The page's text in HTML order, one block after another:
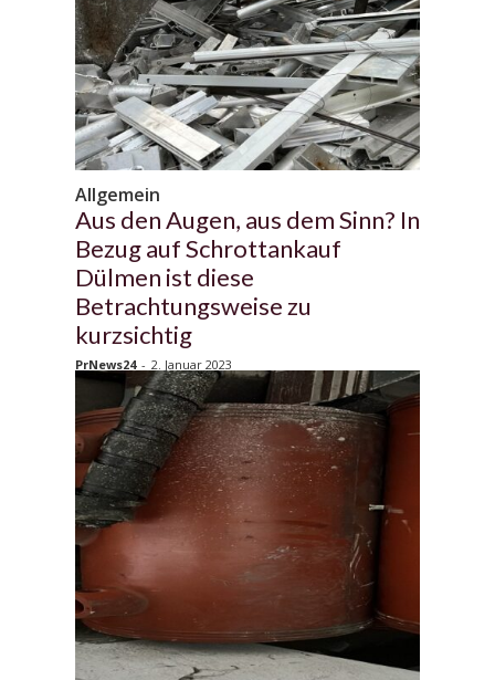
Allgemein
Aus den Augen, aus dem Sinn? In
Bezug auf Schrottankauf
Dülmen ist diese
Betrachtungsweise zu
kurzsichtig
PrNews24 - 2. Januar 2023